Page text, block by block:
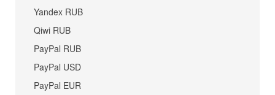
Yandex RUB
Qiwi RUB
PayPal RUB
PayPal USD
PayPal EUR